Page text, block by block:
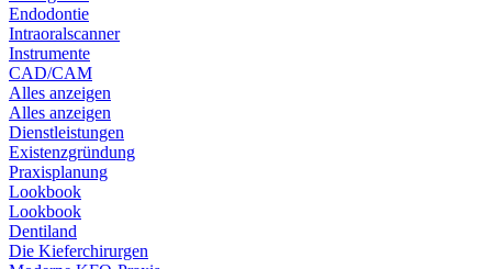
Endodontie
Intraoralscanner
Instrumente
CAD/CAM
Alles anzeigen
Alles anzeigen
Dienstleistungen
Existenzgründung
Praxisplanung
Lookbook
Lookbook
Dentiland
Die Kieferchirurgen